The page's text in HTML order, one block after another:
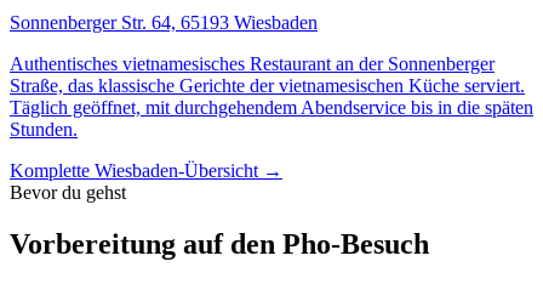
Sonnenberger Str. 64, 65193 Wiesbaden
Authentisches vietnamesisches Restaurant an der Sonnenberger
Straße, das klassische Gerichte der vietnamesischen Küche serviert.
Täglich geöffnet, mit durchgehendem Abendservice bis in die späten
Stunden.
Komplette Wiesbaden-Übersicht →
Bevor du gehst
Vorbereitung auf den Pho-Besuch